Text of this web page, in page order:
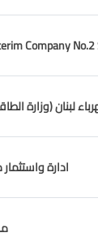
لبنان (وزارة
ادارة